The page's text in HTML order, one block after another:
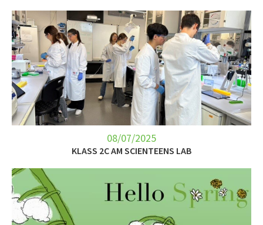
08/07/2025
KLASS 2C AM SCIENTEENS LAB